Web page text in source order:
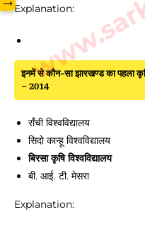
Explanation:
इनमें से कौन-सा झारखण्ड का पहला
– 2014
राँची विश्वविद्यालय
सिदो कान्हू विश्वविद्यालय
बिरसा कृषि विश्वविद्यालय
बी. आई. टी. मेसरा
Explanation: